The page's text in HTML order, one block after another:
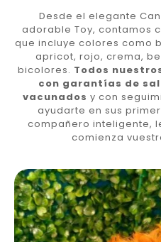
Desde el elegante
adorable Toy, contamos
que incluye colores como
apricot, rojo, crema,
bicolores. Todos
con garantías de
vacunados y con
ayudarte en sus
compañero inteligente,
comienza